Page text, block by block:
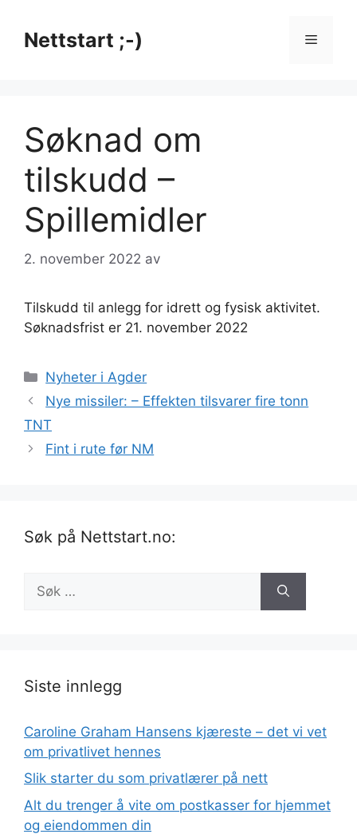
innholdNettstart ;-) Meny
Søknad om
tilskudd –
Spillemidler
2. november 2022 av
Tilskudd til anlegg for idrett og fysisk aktivitet.
Søknadsfrist er 21. november 2022
Kategorier
Nyheter i Agder
Nye missiler: – Effekten tilsvarer fire tonn
TNT
Fint i rute før NM
Søk på Nettstart.no:
etter:
Siste innlegg
Caroline Graham Hansens kjæreste – det vi vet
om privatlivet hennes
Slik starter du som privatlærer på nett
Alt du trenger å vite om postkasser for hjemmet
og eiendommen din